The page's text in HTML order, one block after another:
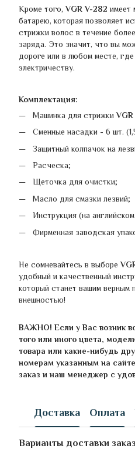
Кроме того,VGR V-282 имеет
батарею, которая позволяет
стрижки волос в течение
заряда. Это значит, что вы
дороге или в любом месте,
электричеству.
Комплектация:
Машинка для стрижки
Сменные насадки - 6 шт.
Защитный колпачок на
Расческа;
Щеточка для очистки;
Масло для смазки лезвий;
Инструкция (на
Фирменная заводская
Не сомневайтесь в выборе
удобный и качественный
который станет вашим верным
внешностью!
ВАЖНО! Если у Вас возник
того или иного цвета,
товара или какие-нибудь
номерам указанным на
заказ и наш менеджер с
Доставка Оплата
Варианты доставки